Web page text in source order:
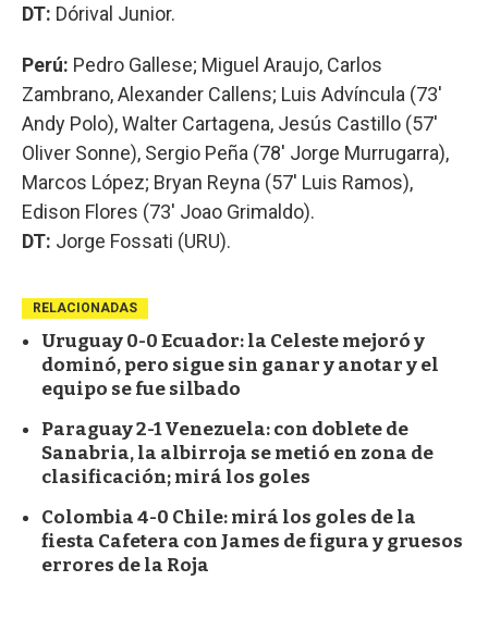
DT: Dórival Junior.
Perú: Pedro Gallese; Miguel Araujo, Carlos
Zambrano, Alexander Callens; Luis Advíncula (73'
Andy Polo), Walter Cartagena, Jesús Castillo (57'
Oliver Sonne), Sergio Peña (78' Jorge Murrugarra),
Marcos López; Bryan Reyna (57' Luis Ramos),
Edison Flores (73' Joao Grimaldo).
DT: Jorge Fossati (URU).
RELACIONADAS
Uruguay 0-0 Ecuador: la Celeste mejoró y
dominó, pero sigue sin ganar y anotar y el
equipo se fue silbado
Paraguay 2-1 Venezuela: con doblete de
Sanabria, la albirroja se metió en zona de
clasificación; mirá los goles
Colombia 4-0 Chile: mirá los goles de la
fiesta Cafetera con James de figura y gruesos
errores de la Roja